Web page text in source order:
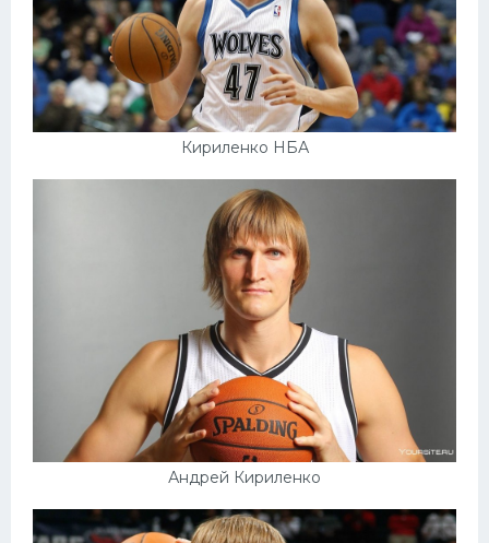
Кириленко НБА
Андрей Кириленко